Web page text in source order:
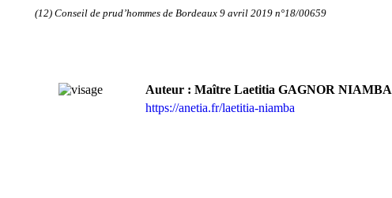
(12) Conseil de prud’hommes de Bordeaux 9 avril 2019 n°18/00659
Auteur : Maître Laetitia GAGNOR NIAMBA
https://anetia.fr/laetitia-niamba